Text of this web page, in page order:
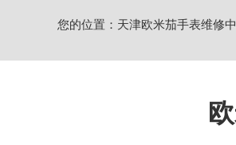
您的位置： 天津欧米茄手表维修